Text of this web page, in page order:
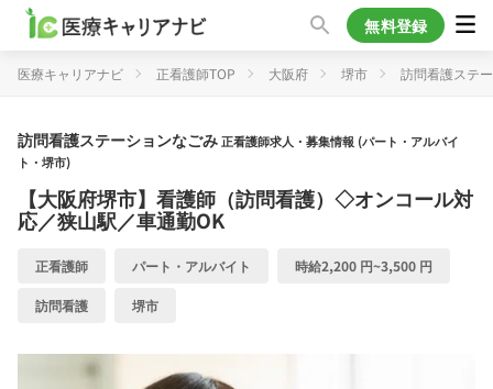
無料登録
医療キャリアナビ 正看護師TOP 大阪府 堺市 訪問看護ステ
訪問看護ステーションなごみ正看護師求人・募集情報 (パート・アルバイ
ト・堺市)
【大阪府堺市】看護師（訪問看護）◇オンコール対
応／狭山駅／車通勤OK
正看護師 パート・アルバイト 時給2,200 円~3,500 円
訪問看護 堺市